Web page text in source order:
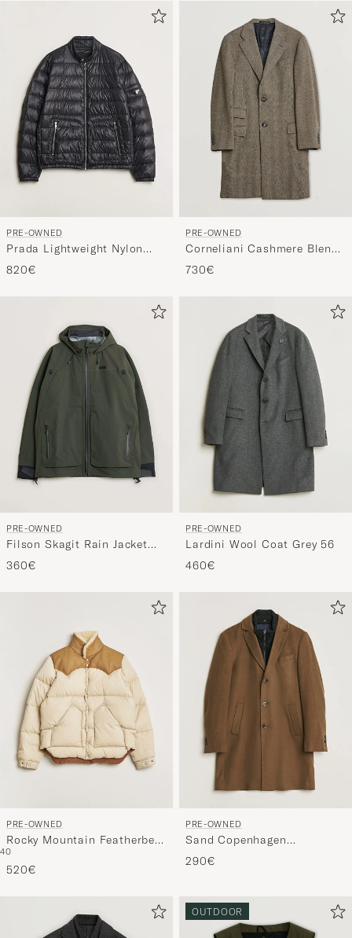
PRE-OWNED
Prada Lightweight Nylon
Down Jacket Black 54
820€
PRE-OWNED
Corneliani Cashmere Blend
Herringbone Coat Brown 46
730€
PRE-OWNED
Filson Skagit Rain Jacket
Forest Green L
360€
PRE-OWNED
Lardini Wool Coat Grey 56
460€
PRE-OWNED
Rocky Mountain Featherbed
Christy Jacket Light Beige
40
40
520€
PRE-OWNED
Sand Copenhagen
Cashmere Blend Coat Brown
48
290€
OUTDOOR